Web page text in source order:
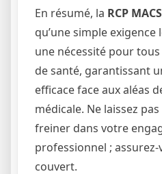
En résumé, la RCP
qu’une simple exigence
une nécessité pour
de santé, garantissant
efficace face aux aléas
médicale. Ne laissez
freiner dans votre
professionnel ; assurez-
couvert.